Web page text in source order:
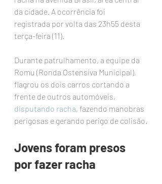
da cidade. A ocorrência foi
registrada por volta das 23h55 desta
terça-feira (11).
Durante patrulhamento, a equipe da
Romu (Ronda Ostensiva Municipal),
flagrou os dois carros cortando a
frente de outros automóveis,
disputando racha, fazendo manobras
perigosas e gerando perigo de colisão.
Jovens foram presos
por fazer racha